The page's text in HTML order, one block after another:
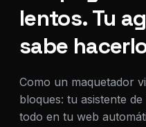
lentos. Tu
sabe
Como un maquetador
bloques: tu asistente
todo en tu web